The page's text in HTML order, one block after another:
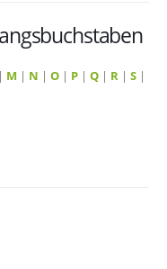
| M | N | O | P | Q | R | S |